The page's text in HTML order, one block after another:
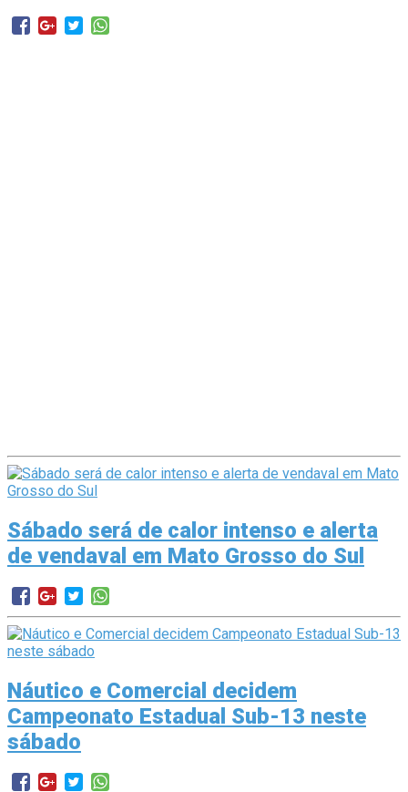
Sábado será de calor intenso e alerta
de vendaval em Mato Grosso do Sul
Náutico e Comercial decidem
Campeonato Estadual Sub-13 neste
sábado